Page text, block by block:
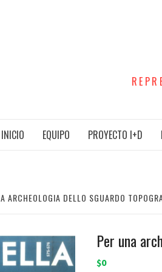
INICIO EQUIPO PROYECTO I+D
ARCHEOLOGIA DELLO SGUARDO
Per una
$0